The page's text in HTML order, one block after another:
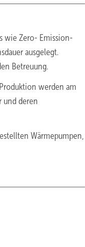
wie Zero- Emission-
ausgelegt.
Betreuung.
werden am
und deren
Wärmepumpen,